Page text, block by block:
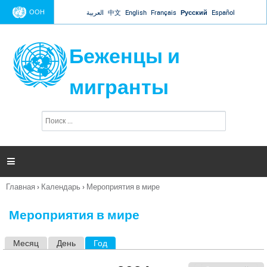
Jump to navigation
ООН العربية 中文 English Français Русский Español
Беженцы и
мигранты
п
и

Вы
Главная › Календарь › Мероприятия в мире
Мероприятия в мире
Месяц День Год